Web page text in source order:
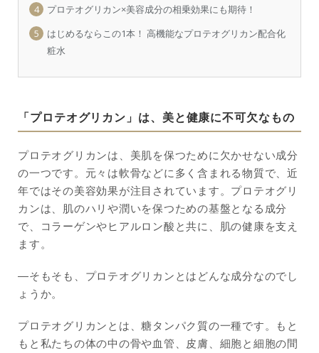
4
プロテオグリカン×美容成分の相乗効果にも期待！
5
はじめるならこの1本！ 高機能なプロテオグリカン配合化
粧水
「プロテオグリカン」は、美と健康に不可欠なもの
プロテオグリカンは、美肌を保つために欠かせない成分
の一つです。元々は軟骨などに多く含まれる物質で、近
年ではその美容効果が注目されています。プロテオグリ
カンは、肌のハリや潤いを保つための基盤となる成分
で、コラーゲンやヒアルロン酸と共に、肌の健康を支え
ます。
―そもそも、プロテオグリカンとはどんな成分なのでし
ょうか。
プロテオグリカンとは、糖タンパク質の一種です。もと
もと私たちの体の中の骨や血管、皮膚、細胞と細胞の間